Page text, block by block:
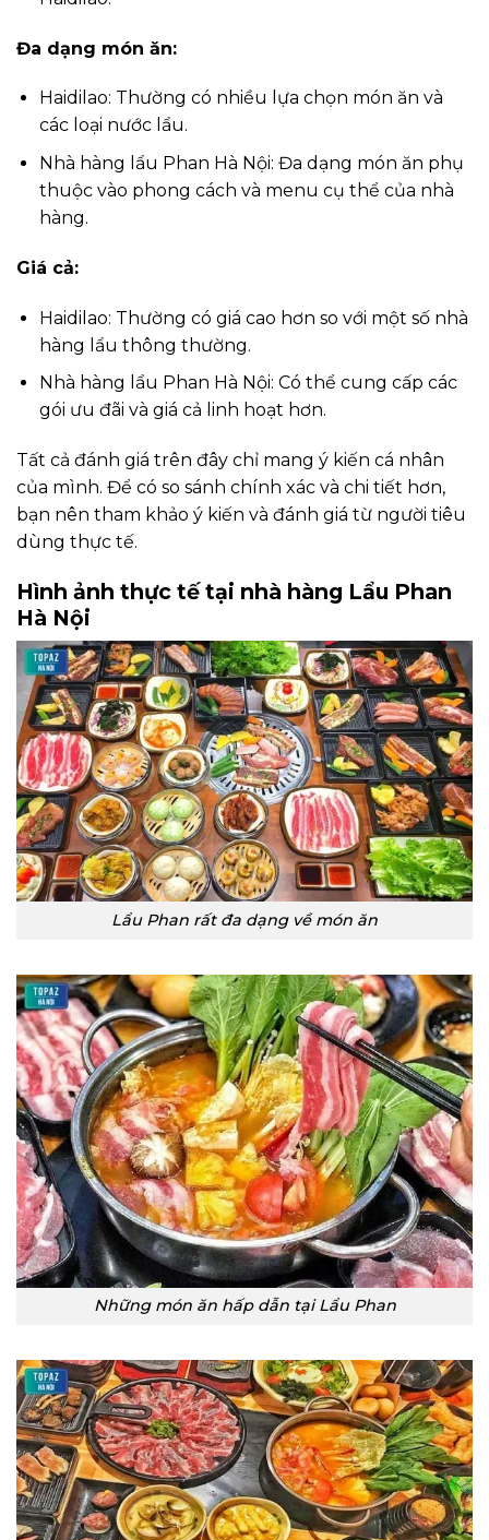
Đa dạng món ăn:
Haidilao: Thường có nhiều lựa chọn món ăn và
các loại nước lẩu.
Nhà hàng lẩu Phan Hà Nội: Đa dạng món ăn phụ
thuộc vào phong cách và menu cụ thể của nhà
hàng.
Giá cả:
Haidilao: Thường có giá cao hơn so với một số nhà
hàng lẩu thông thường.
Nhà hàng lẩu Phan Hà Nội: Có thể cung cấp các
gói ưu đãi và giá cả linh hoạt hơn.
Tất cả đánh giá trên đây chỉ mang ý kiến cá nhân
của mình. Để có so sánh chính xác và chi tiết hơn,
bạn nên tham khảo ý kiến và đánh giá từ người tiêu
dùng thực tế.
Hình ảnh thực tế tại nhà hàng Lẩu Phan
Hà Nội
Lẩu Phan rất đa dạng về món ăn
Những món ăn hấp dẫn tại Lẩu Phan